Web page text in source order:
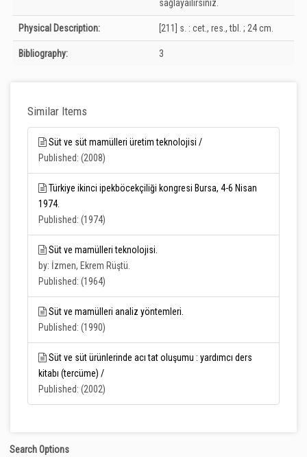
sağlayailirsiniz.
Physical Description: [211] s. : cet., res., tbl. ; 24 cm.
Bibliography: 3
Similar Items
Süt ve süt mamülleri üretim teknolojisi /
Published: (2008)
Türkiye ikinci ipekböcekçiliği kongresi Bursa, 4-6 Nisan
1974.
Published: (1974)
Süt ve mamülleri teknolojisi.
by: İzmen, Ekrem Rüştü.
Published: (1964)
Süt ve mamülleri analiz yöntemleri.
Published: (1990)
Süt ve süt ürünlerinde acı tat oluşumu : yardımcı ders
kitabı (tercüme) /
Published: (2002)
Search Options